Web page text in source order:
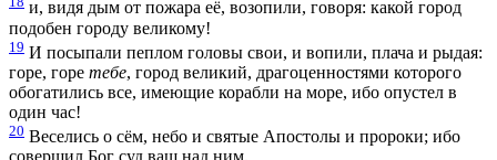
и, видя дым от пожара её, возопили, говоря: какой город
подобен городу великому!
19 И посыпали пеплом головы свои, и вопили, плача и рыдая:
горе, горе тебе, город великий, драгоценностями которого
обогатились все, имеющие корабли на море, ибо опустел в
один час!
20 Веселись о сём, небо и святые Апостолы и пророки; ибо